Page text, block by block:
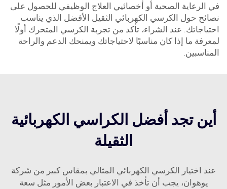
في الرعاية الصحية أو أخصائيي العلاج الوظيفي للحصول على
نصائح حول الكرسي الكهربائي الثقيل الأفضل الذي يناسب
احتياجاتك. عند الشراء، تأكد من تجربة الكرسي المتحرك أولًا
لمعرفة ما إذا كان مناسبًا لاحتياجاتك ويمنحك الدعم والراحة
المناسبين.
أين تجد أفضل الكراسي الكهربائية
الثقيلة
عند اختيار الكرسي الكهربائي المثالي بمقاس كبير من شركة
يوهوان، يجب أن تأخذ في الاعتبار بعض الأمور مثل سعة